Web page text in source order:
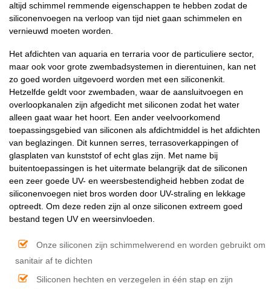
altijd schimmel remmende eigenschappen te hebben zodat de
siliconenvoegen na verloop van tijd niet gaan schimmelen en
vernieuwd moeten worden.
Het afdichten van aquaria en terraria voor de particuliere sector,
maar ook voor grote zwembadsystemen in dierentuinen, kan net
zo goed worden uitgevoerd worden met een siliconenkit.
Hetzelfde geldt voor zwembaden, waar de aansluitvoegen en
overloopkanalen zijn afgedicht met siliconen zodat het water
alleen gaat waar het hoort. Een ander veelvoorkomend
toepassingsgebied van siliconen als afdichtmiddel is het afdichten
van beglazingen. Dit kunnen serres, terrasoverkappingen of
glasplaten van kunststof of echt glas zijn. Met name bij
buitentoepassingen is het uitermate belangrijk dat de siliconen
een zeer goede UV- en weersbestendigheid hebben zodat de
siliconenvoegen niet bros worden door UV-straling en lekkage
optreedt. Om deze reden zijn al onze siliconen extreem goed
bestand tegen UV en weersinvloeden.
Onze siliconen zijn schimmelwerend en worden gebruikt om
sanitair af te dichten
Siliconen hechten en verzegelen in één stap en zijn